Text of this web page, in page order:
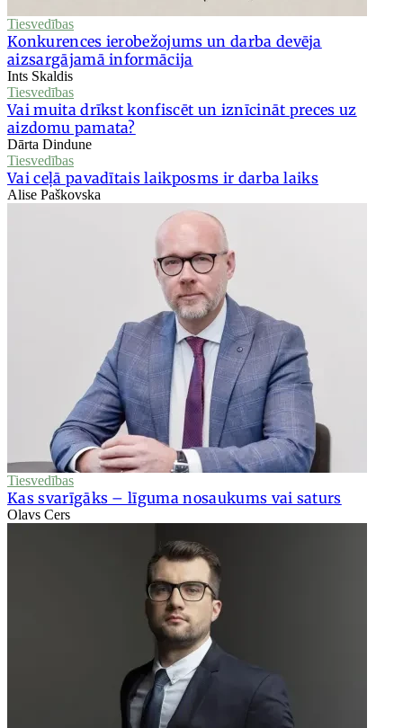
Tiesvedības
Konkurences ierobežojums un darba devēja
aizsargājamā informācija
Ints Skaldis
Tiesvedības
Vai muita drīkst konfiscēt un iznīcināt preces uz
aizdomu pamata?
Dārta Dindune
Tiesvedības
Vai ceļā pavadītais laikposms ir darba laiks
Alise Paškovska
Tiesvedības
Kas svarīgāks – līguma nosaukums vai saturs
Olavs Cers